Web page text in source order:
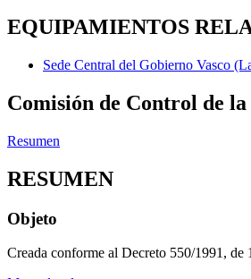
EQUIPAMIENTOS
Sede Central del Gobierno Vasco
Comisión de Control de
Resumen
RESUMEN
Objeto
Creada conforme al Decreto 550/1991, de